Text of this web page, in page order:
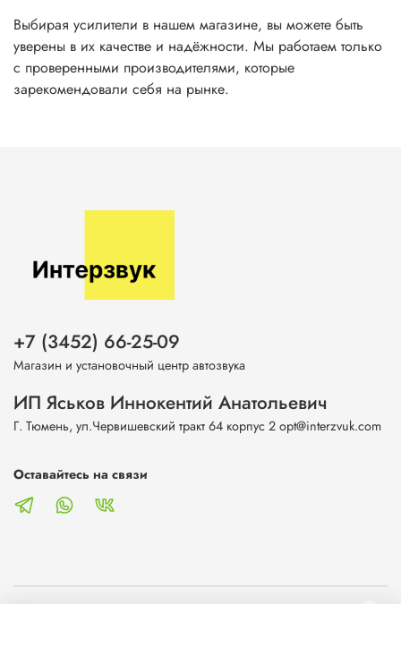
Выбирая усилители в нашем магазине, вы можете быть
уверены в их качестве и надёжности. Мы работаем только
с проверенными производителями, которые
зарекомендовали себя на рынке.
+7 (3452) 66-25-09
Магазин и установочный центр автозвука
ИП Яськов Иннокентий Анатольевич
Г. Тюмень, ул.Червишевский тракт 64 корпус 2 opt@interzvuk.com
Оставайтесь на связи